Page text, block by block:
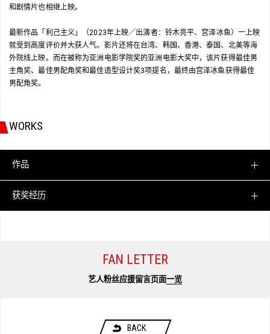
和剧情片也相继上映。
最新作品「利己主义」（2023年上映／出演者：铃木亮平、宫泽冰鱼）一上映
就受到高度评价并大获人气。影片还将在台湾、韩国、香港、泰国、北美等海
外院线上映。而在被称为亚洲电影学院奖的亚洲电影大奖中，该片获得最佳男
主角奖、最佳男配角奖和最佳造型设计奖3项提名，最终由宫泽冰鱼获得最佳
男配角奖。
WORKS
作品
获奖经历
FAN LETTER
艺人粉丝应援留言页面一览
BACK